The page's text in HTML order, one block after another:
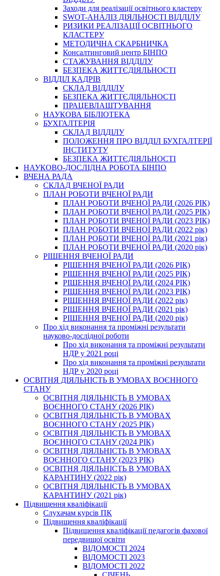
Заходи для реалізації освітнього кластеру
SWOT-АНАЛІЗ ДІЯЛЬНОСТІ ВІДДІЛУ
РИЗИКИ РЕАЛІЗАЦІЇ ОСВІТНЬОГО
КЛАСТЕРУ
МЕТОДИЧНА СКАРБНИЧКА
Консалтинговий центр БІНПО
СТАЖУВАННЯ ВІДДІЛУ
БЕЗПЕКА ЖИТТЄДІЯЛЬНОСТІ
ВІДДІЛ КАДРІВ
СКЛАД ВІДДІЛУ
БЕЗПЕКА ЖИТТЄДІЯЛЬНОСТІ
ПРАЦЕВЛАШТУВАННЯ
НАУКОВА БІБЛІОТЕКА
БУХГАЛТЕРІЯ
СКЛАД ВІДДІЛУ
ПОЛОЖЕННЯ ПРО ВІДДІЛ БУХГАЛТЕРІЇ
ІНСТИТУТУ
БЕЗПЕКА ЖИТТЄДІЯЛЬНОСТІ
НАУКОВО-ДОСЛІДНА РОБОТА БІНПО
ВЧЕНА РАДА
СКЛАД ВЧЕНОЇ РАДИ
ПЛАН РОБОТИ ВЧЕНОЇ РАДИ
ПЛАН РОБОТИ ВЧЕНОЇ РАДИ (2026 РІК)
ПЛАН РОБОТИ ВЧЕНОЇ РАДИ (2025 РІК)
ПЛАН РОБОТИ ВЧЕНОЇ РАДИ (2023 РІК)
ПЛАН РОБОТИ ВЧЕНОЇ РАДИ (2022 рік)
ПЛАН РОБОТИ ВЧЕНОЇ РАДИ (2021 рік)
ПЛАН РОБОТИ ВЧЕНОЇ РАДИ (2020 рік)
РІШЕННЯ ВЧЕНОЇ РАДИ
РІШЕННЯ ВЧЕНОЇ РАДИ (2026 РІК)
РІШЕННЯ ВЧЕНОЇ РАДИ (2025 РІК)
РІШЕННЯ ВЧЕНОЇ РАДИ (2024 РІК)
РІШЕННЯ ВЧЕНОЇ РАДИ (2023 РІК)
РІШЕННЯ ВЧЕНОЇ РАДИ (2022 рік)
РІШЕННЯ ВЧЕНОЇ РАДИ (2021 рік)
РІШЕННЯ ВЧЕНОЇ РАДИ (2020 рік)
Про хід виконання та проміжні результати
науково-дослідної роботи
Про хід виконання та проміжні результати
НДР у 2021 році
Про хід виконання та проміжні результати
НДР у 2020 році
ОСВІТНЯ ДІЯЛЬНІСТЬ В УМОВАХ ВОЄННОГО
СТАНУ
ОСВІТНЯ ДІЯЛЬНІСТЬ В УМОВАХ
ВОЄННОГО СТАНУ (2026 РІК)
ОСВІТНЯ ДІЯЛЬНІСТЬ В УМОВАХ
ВОЄННОГО СТАНУ (2025 РІК)
ОСВІТНЯ ДІЯЛЬНІСТЬ В УМОВАХ
ВОЄННОГО СТАНУ (2024 РІК)
ОСВІТНЯ ДІЯЛЬНІСТЬ В УМОВАХ
ВОЄННОГО СТАНУ (2023 РІК)
ОСВІТНЯ ДІЯЛЬНІСТЬ В УМОВАХ
КАРАНТИНУ (2022 рік)
ОСВІТНЯ ДІЯЛЬНІСТЬ В УМОВАХ
КАРАНТИНУ (2021 рік)
Підвищення кваліфікації
Слухачам курсів ПК
Підвищення кваліфікації
Підвищення кваліфікації педагогів фахової
передвищої освіти
ВІДОМОСТІ 2024
ВІДОМОСТІ 2023
ВІДОМОСТІ 2022